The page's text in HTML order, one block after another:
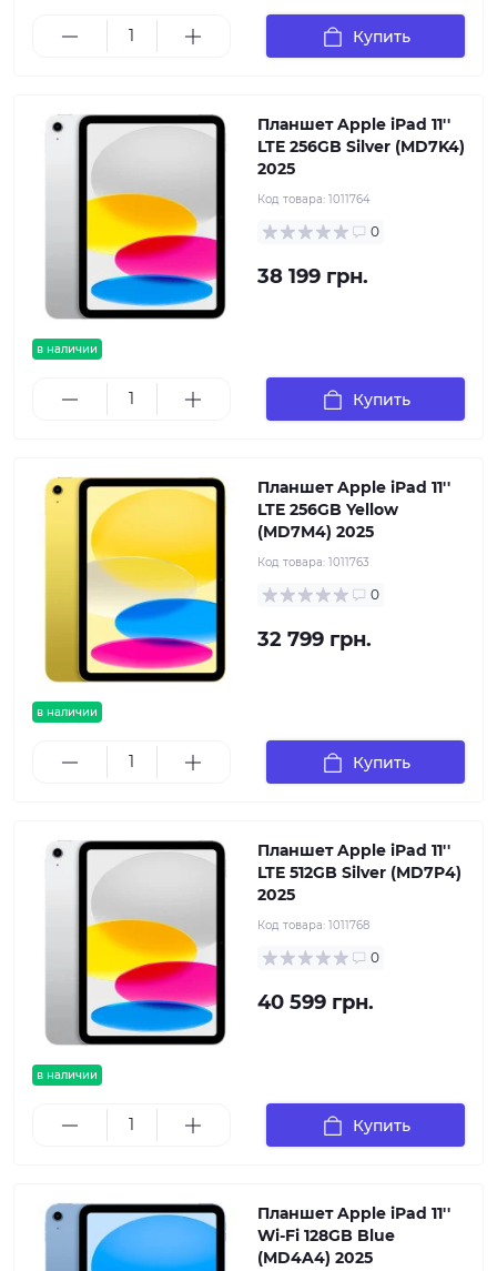
Купить
в наличии
Планшет Apple iPad 11''
LTE 256GB Silver (MD7K4)
2025
Код товара: 1011764
0
38 199 грн.
Купить
в наличии
Планшет Apple iPad 11''
LTE 256GB Yellow
(MD7M4) 2025
Код товара: 1011763
0
32 799 грн.
Купить
в наличии
Планшет Apple iPad 11''
LTE 512GB Silver (MD7P4)
2025
Код товара: 1011768
0
40 599 грн.
Купить
Планшет Apple iPad 11''
Wi-Fi 128GB Blue
(MD4A4) 2025